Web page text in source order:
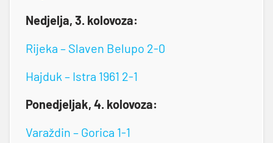
Nedjelja, 3. kolovoza:
Rijeka – Slaven Belupo 2-0
Hajduk – Istra 1961 2-1
Ponedjeljak, 4. kolovoza:
Varaždin – Gorica 1-1